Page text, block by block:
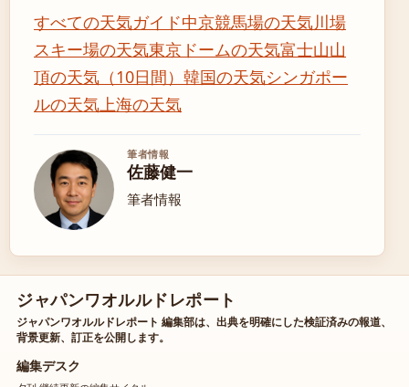
すべての天気ガイド中京競馬場の天気川場
スキー場の天気東京ドームの天気富士山山
頂の天気（10日間） 韓国の天気シンガポー
ルの天気上海の天気
筆者情報
佐藤健一
筆者情報
ジャパンワオルルドレポート
ジャパンワオルルドレポート 編集部は、出典を明確にした検証済みの報道、
背景更新、訂正を公開します。
編集デスク